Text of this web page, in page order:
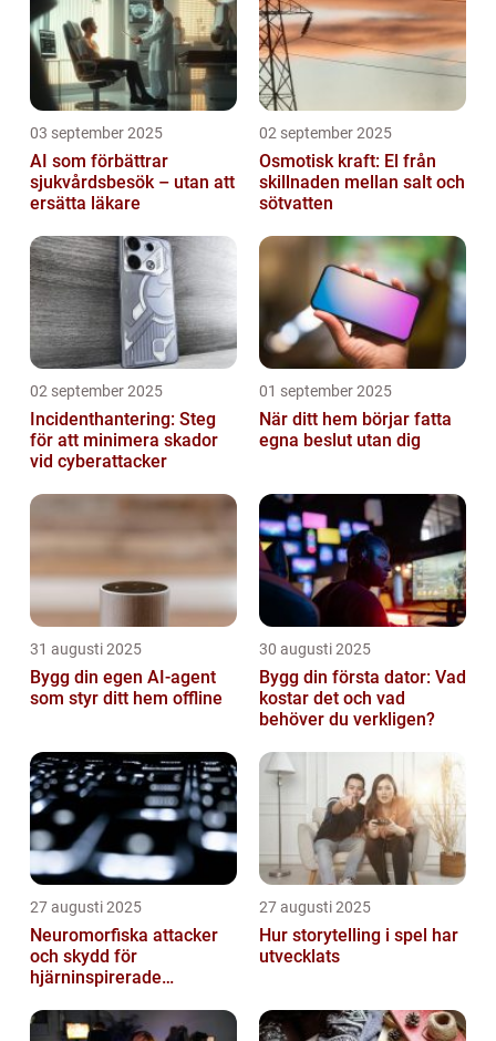
03 september 2025
AI som förbättrar
sjukvårdsbesök – utan att
ersätta läkare
02 september 2025
Osmotisk kraft: El från
skillnaden mellan salt och
sötvatten
02 september 2025
Incidenthantering: Steg
för att minimera skador
vid cyberattacker
01 september 2025
När ditt hem börjar fatta
egna beslut utan dig
31 augusti 2025
Bygg din egen AI-agent
som styr ditt hem offline
30 augusti 2025
Bygg din första dator: Vad
kostar det och vad
behöver du verkligen?
27 augusti 2025
Neuromorfiska attacker
och skydd för
hjärninspirerade
27 augusti 2025
Hur storytelling i spel har
utvecklats